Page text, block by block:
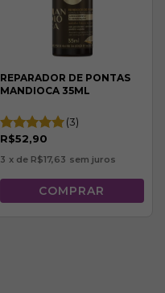
REPARADOR DE PONTAS
MANDIOCA 35ML
(3)
R$52,90
3 x de R$17,63 sem juros